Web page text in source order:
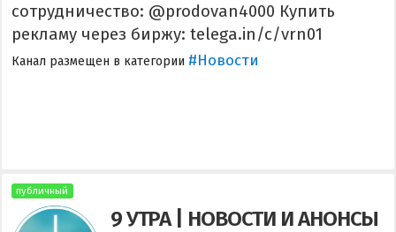
сотрудничество: @prodovan4000 Купить
рекламу через биржу: telega.in/c/vrn01
Канал размещен в категории #Новости
публичный
9 УТРА | НОВОСТИ И АНОНСЫ